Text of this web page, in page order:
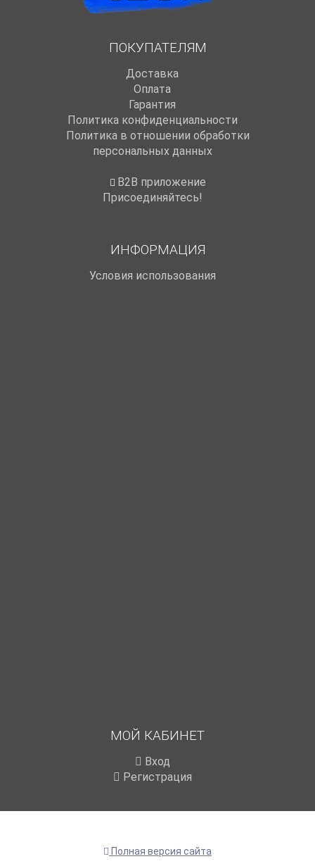
ПОКУПАТЕЛЯМ
Доставка
Оплата
Гарантия
Политика конфиденциальности
Политика в отношении обработки
персональных данных
B2B приложение
Присоединяйтесь!
ИНФОРМАЦИЯ
Условия использования
МОЙ КАБИНЕТ
Вход
Регистрация
Полная версия сайта